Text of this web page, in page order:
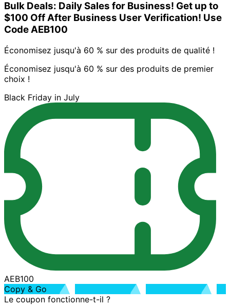
Bulk Deals: Daily Sales for Business! Get up to
$100 Off After Business User Verification! Use
Code AEB100
Économisez jusqu'à 60 % sur des produits de qualité !
Économisez jusqu'à 60 % sur des produits de premier
choix !
Black Friday in July
AEB100
Copy & Go
Le coupon fonctionne-t-il ?